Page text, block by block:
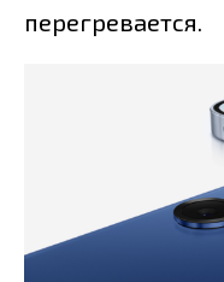
перегревается.